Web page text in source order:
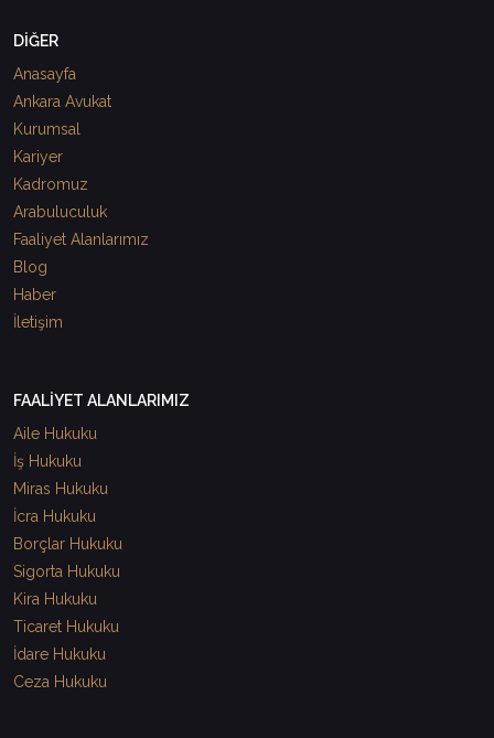
DİĞER
Anasayfa
Ankara Avukat
Kurumsal
Kariyer
Kadromuz
Arabuluculuk
Faaliyet Alanlarımız
Blog
Haber
İletişim
FAALİYET ALANLARIMIZ
Aile Hukuku
İş Hukuku
Miras Hukuku
İcra Hukuku
Borçlar Hukuku
Sigorta Hukuku
Kira Hukuku
Ticaret Hukuku
İdare Hukuku
Ceza Hukuku